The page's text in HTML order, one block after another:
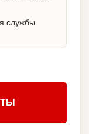
службы